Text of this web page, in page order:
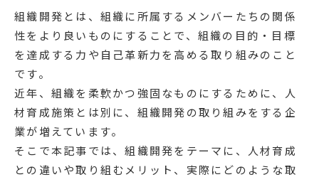
組織開発とは、組織に所属するメンバーたちの関係
性をより良いものにすることで、組織の目的・目標
を達成する力や自己革新力を高める取り組みのこと
です。
近年、組織を柔軟かつ強固なものにするために、人
材育成施策とは別に、組織開発の取り組みをする企
業が増えています。
そこで本記事では、組織開発をテーマに、人材育成
との違いや取り組むメリット、実際にどのような取